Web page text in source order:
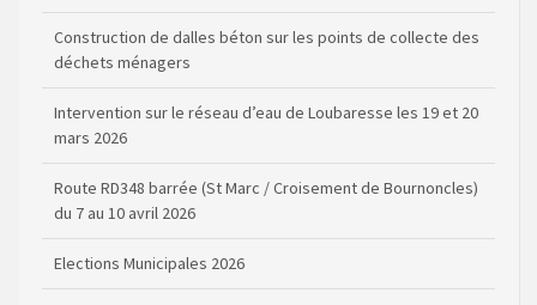
Construction de dalles béton sur les points de collecte des
déchets ménagers
Intervention sur le réseau d’eau de Loubaresse les 19 et 20
mars 2026
Route RD348 barrée (St Marc / Croisement de Bournoncles)
du 7 au 10 avril 2026
Elections Municipales 2026